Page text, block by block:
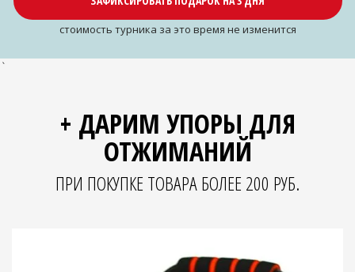
cтоимость турника за это время не изменится
`
+ ДАРИМ УПОРЫ ДЛЯ
ОТЖИМАНИЙ
ПРИ ПОКУПКЕ ТОВАРА БОЛЕЕ 200 РУБ.